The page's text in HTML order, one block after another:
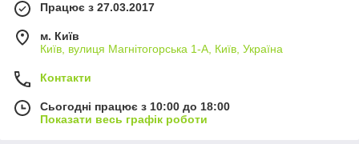
Працює з 27.03.2017
м. Київ
Київ, вулиця Магнітогорська 1-А, Київ, Україна
Контакти
Сьогодні працює з 10:00 до 18:00
Показати весь графік роботи